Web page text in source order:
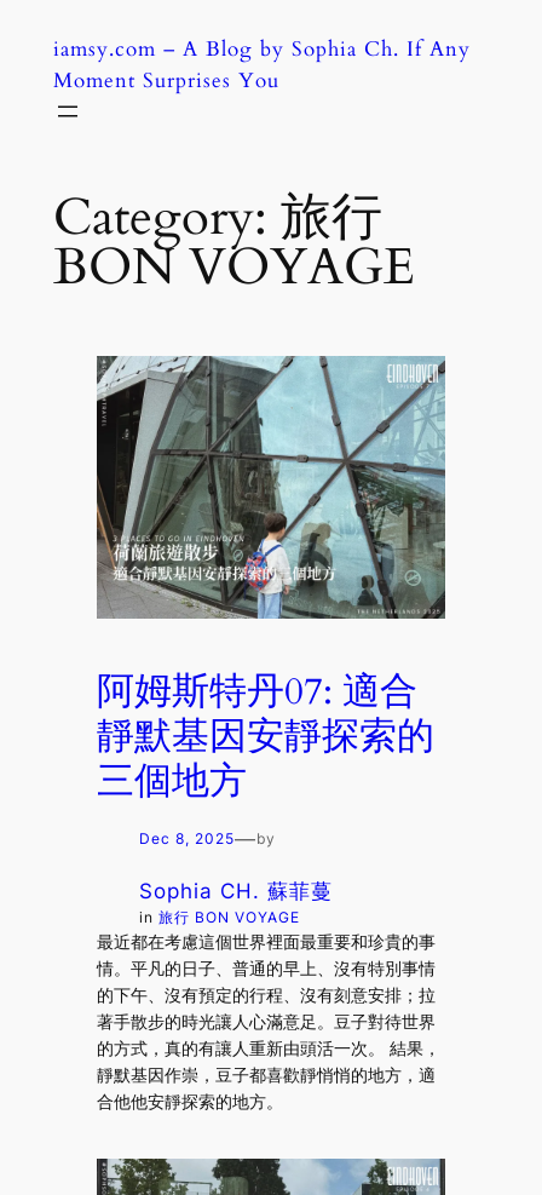
content
iamsy.com – A Blog by Sophia Ch. If Any
Moment Surprises You
Category: 旅行
BON VOYAGE
阿姆斯特丹07: 適合
靜默基因安靜探索的
三個地方
Dec 8, 2025—by
Sophia CH. 蘇菲蔓
in旅行 BON VOYAGE
最近都在考慮這個世界裡面最重要和珍貴的事
情。平凡的日子、普通的早上、沒有特別事情
的下午、沒有預定的行程、沒有刻意安排；拉
著手散步的時光讓人心滿意足。豆子對待世界
的方式，真的有讓人重新由頭活一次。 結果，
靜默基因作崇，豆子都喜歡靜悄悄的地方，適
合他他安靜探索的地方。